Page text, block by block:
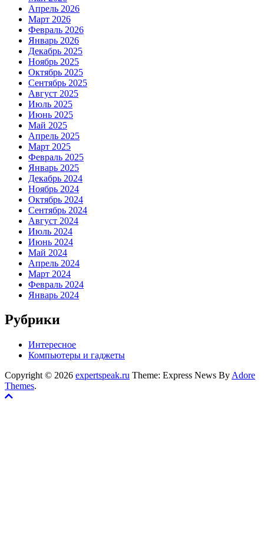
Апрель 2026
Март 2026
Февраль 2026
Январь 2026
Декабрь 2025
Ноябрь 2025
Октябрь 2025
Сентябрь 2025
Август 2025
Июль 2025
Июнь 2025
Май 2025
Апрель 2025
Март 2025
Февраль 2025
Январь 2025
Декабрь 2024
Ноябрь 2024
Октябрь 2024
Сентябрь 2024
Август 2024
Июль 2024
Июнь 2024
Май 2024
Апрель 2024
Март 2024
Февраль 2024
Январь 2024
Рубрики
Интересное
Компьютеры и гаджеты
Copyright © 2026 expertspeak.ru Theme: Express News By Adore
Themes.